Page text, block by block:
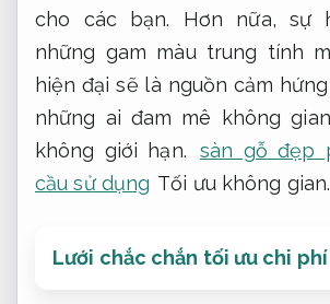
cho các bạn. Hơn nữa, sự
những gam màu trung tính
hiện đại sẽ là nguồn cảm
những ai đam mê không
không giới hạn.
sàn gỗ đẹp
cầu sử dụng Tối ưu không gian.
Lưới chắc chắn tối ưu chi